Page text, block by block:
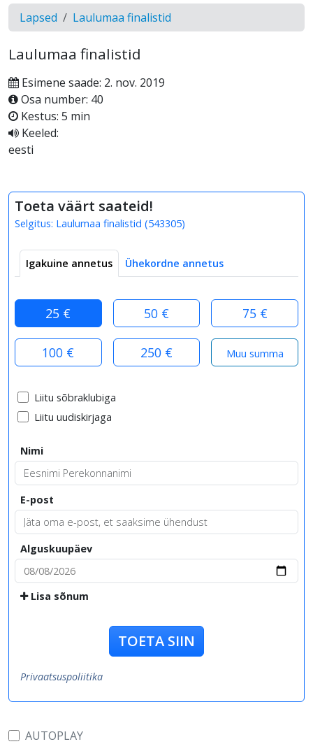
Lapsed Laulumaa finalistid
Laulumaa finalistid
Esimene saade: 2. nov. 2019
Osa number: 40
Kestus: 5 min
Keeled:
eesti
Toeta väärt saateid!
Selgitus: Laulumaa finalistid (543305)
Igakuine annetus Ühekordne annetus
25 € 50 € 75 €
100 € 250 €
Liitu sõbraklubiga
Liitu uudiskirjaga
Nimi
E-post
Alguskuupäev
Lisa sõnum
TOETA SIIN
Privaatsuspoliitika
AUTOPLAY